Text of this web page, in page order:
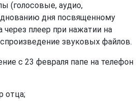
(голосовые, аудио,
дня посвященному
через плеер при нажатии на
звуковых файлов.
с 23 февраля папе на телефон
отца;